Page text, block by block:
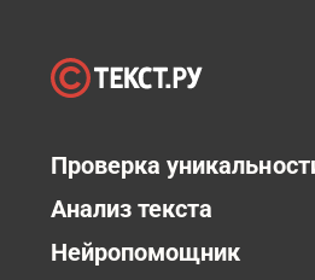
Проверка
Анализ текста
Нейропомощник